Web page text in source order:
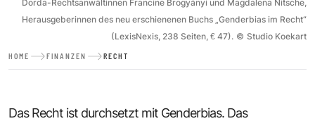
Dorda-Rechtsanwältinnen Francine Brogyányi und Magdalena Nitsche,
Herausgeberinnen des neu erschienenen Buchs „Genderbias im Recht“
(LexisNexis, 238 Seiten, € 47). © Studio Koekart
HOME FINANZEN RECHT
Das Recht ist durchsetzt mit Genderbias. Das